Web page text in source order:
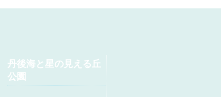
丹後海と星の見える丘
公園